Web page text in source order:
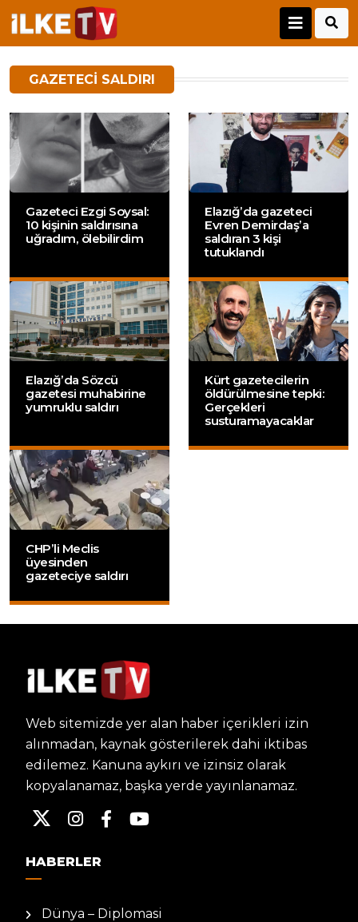
GAZETECI SALDIRI
Gazeteci Ezgi Soysal:
10 kişinin saldırısına
uğradım, ölebilirdim
Elazığ’da gazeteci
Evren Demirdaş’a
saldıran 3 kişi
tutuklandı
Elazığ’da Sözcü
gazetesi muhabirine
yumruklu saldırı
Kürt gazetecilerin
öldürülmesine tepki:
Gerçekleri
susturamayacaklar
CHP’li Meclis
üyesinden
gazeteciye saldırı
Web sitemizde yer alan haber içerikleri izin
alınmadan, kaynak gösterilerek dahi iktibas
edilemez. Kanuna aykırı ve izinsiz olarak
kopyalanamaz, başka yerde yayınlanamaz.
HABERLER
Dünya – Diplomasi